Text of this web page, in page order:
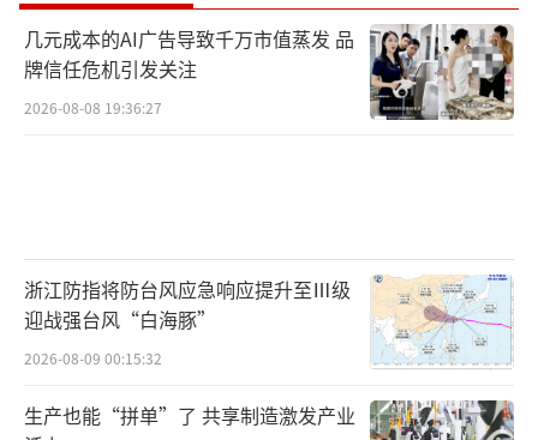
几元成本的AI广告导致千万市值蒸发 品
牌信任危机引发关注
2026-08-08 19:36:27
浙江防指将防台风应急响应提升至Ⅲ级
迎战强台风“白海豚”
2026-08-09 00:15:32
生产也能“拼单”了 共享制造激发产业